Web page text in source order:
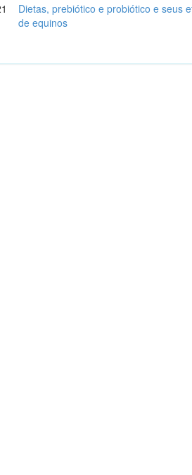
Dietas, prebiótico e probiótico e seus
de equinos